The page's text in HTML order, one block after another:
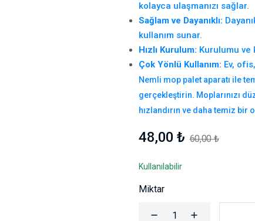
kolayca ulaşmanızı sağlar.
Sağlam ve Dayanıklı:
kullanım sunar.
Hızlı Kurulum: Kurulumu ve
Çok Yönlü Kullanım: Ev,
Nemli mop palet aparatı ile
gerçekleştirin. Moplarınızı
hızlandırın ve daha temiz bir
48,00 ₺ 60,00 ₺
Kullanılabilir
Miktar